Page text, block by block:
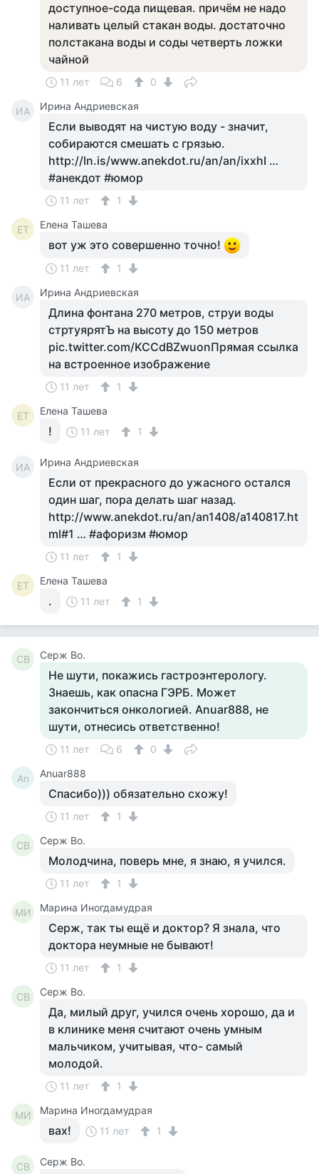
доступное-сода пищевая. причём не надо
наливать целый стакан воды. достаточно
полстакана воды и соды четверть ложки
чайной
11 лет 6 0
ИА Ирина Андриевская
Если выводят на чистую воду - значит,
собираются смешать с грязью.
http://ln.is/www.anekdot.ru/an/an/ixxhI …
#анекдот #юмор
11 лет 1
ЕТ Елена Ташева
вот уж это совершенно точно!
11 лет 1
ИА Ирина Андриевская
Длина фонтана 270 метров, струи воды
стртуярятЪ на высоту до 150 метров
pic.twitter.com/KCCdBZwuonПрямая ссылка
на встроенное изображение
11 лет 1
ЕТ Елена Ташева
! 11 лет 1
ИА Ирина Андриевская
Если от прекрасного до ужасного остался
один шаг, пора делать шаг назад.
http://www.anekdot.ru/an/an1408/a140817.ht
ml#1 … #афоризм #юмор
11 лет 1
ЕТ Елена Ташева
. 11 лет 1
СВ Серж Во.
Не шути, покажись гастроэнтерологу.
Знаешь, как опасна ГЭРБ. Может
закончиться онкологией. Anuar888, не
шути, отнесись ответственно!
11 лет 6 0
An Anuar888
Спасибо))) обязательно схожу!
11 лет 1
СВ Серж Во.
Молодчина, поверь мне, я знаю, я учился.
11 лет 1
МИ Марина Иногдамудрая
Серж, так ты ещё и доктор? Я знала, что
доктора неумные не бывают!
11 лет 1
СВ Серж Во.
Да, милый друг, учился очень хорошо, да и
в клинике меня считают очень умным
мальчиком, учитывая, что- самый
молодой.
11 лет 1
МИ Марина Иногдамудрая
вах! 11 лет 1
СВ Серж Во.